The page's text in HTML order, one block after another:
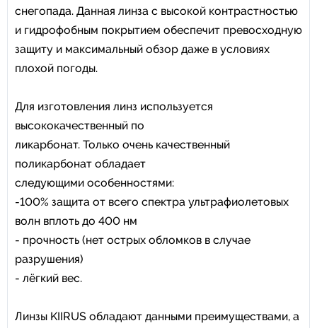
снегопада. Данная линза с высокой контрастностью
и гидрофобным покрытием обеспечит превосходную
защиту и максимальный обзор даже в условиях
плохой погоды.
Для изготовления линз используется
высококачественный по
ликарбонат. Только очень качественный
поликарбонат обладает
следующими особенностями:
-100% защита от всего спектра ультрафиолетовых
волн вплоть до 400 нм
- прочность (нет острых обломков в случае
разрушения)
- лёгкий вес.
Линзы KIIRUS обладают данными преимуществами, а